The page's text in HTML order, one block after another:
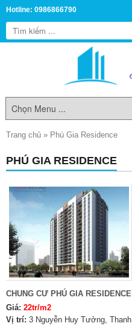
Hotline: 0986866790
Trang chủ » Phú Gia Residence
PHÚ GIA RESIDENCE
CHUNG CƯ PHÚ GIA RESIDENCE
Giá: 22tr/m2
Vị trí: 3 Nguyễn Huy Tưởng, Thanh